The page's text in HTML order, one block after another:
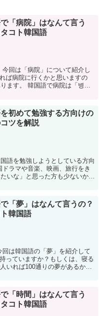
「病院」はなんて言う
コト韓国語
回は「病院」について紹介し
ば病院に行くかと思いますの
ます。 韓国語で病院は「병
初めて勉強する方向けの
ツを解説
語を勉強しようとしている方向
ラマや音楽、映画、旅行をき
いな」と思った方も少ないかと
「夢」はなんて言うの？
韓国語
は韓国語の「夢」を紹介して
っていますか？もしくは、寝る
いれば100通りの夢があるかと
「時間」はなんて言う
コト韓国語